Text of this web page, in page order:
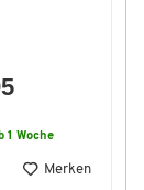
1 Woche
Merken